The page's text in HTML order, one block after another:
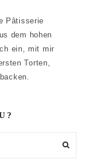
Pâtisserie
dem hohen
ein, mit mir
Torten,